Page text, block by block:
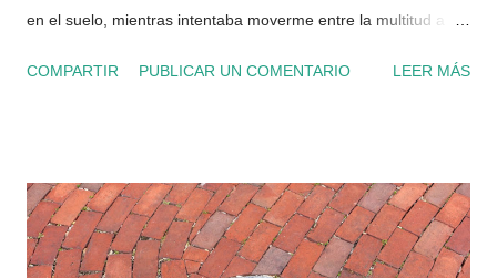
en el suelo, mientras intentaba moverme entre la multitud a
de materiales, como el aluminio, que son de usar y tirar en
además de que se degrada el entorno natural una barbaridad.
Fue entonces cuando investigué cuanto valía el aluminio, ya
que no entendía como todo esas latas se tiraban a la basura
COMPARTIR PUBLICAR UN COMENTARIO LEER MÁS